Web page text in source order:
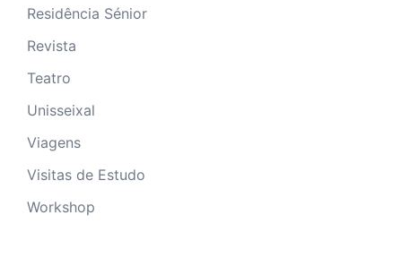
Residência Sénior
Revista
Teatro
Unisseixal
Viagens
Visitas de Estudo
Workshop